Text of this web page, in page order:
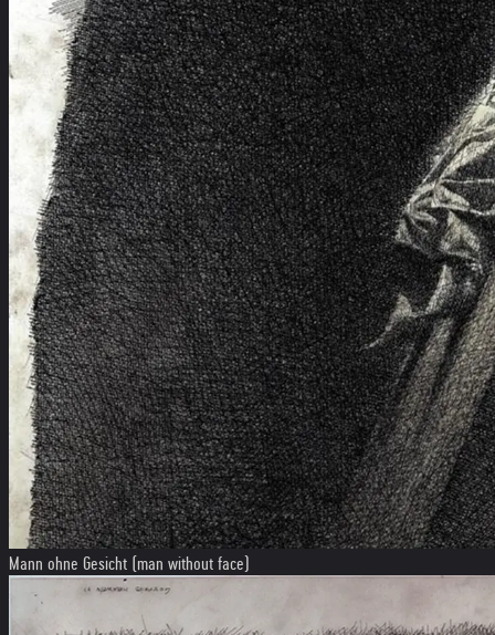
Mann ohne Gesicht (man without face)